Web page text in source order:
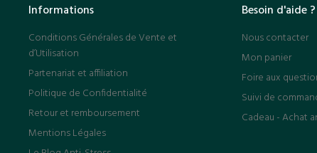
Informations
Conditions Générales de Vente et
d’Utilisation
Partenariat et affiliation
Politique de Confidentialité
Retour et remboursement
Mentions Légales
Besoin d'aide ?
Nous contacter
Mon panier
Foire aux
Suivi de
Cadeau - Achat